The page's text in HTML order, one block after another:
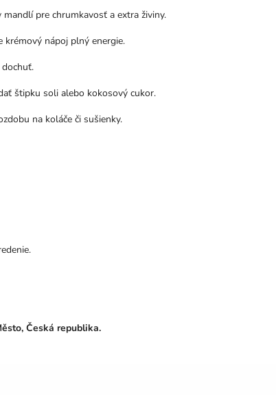
pre chrumkavosť a extra živiny.
krémový nápoj plný energie.
štipku soli alebo kokosový cukor.
na koláče či sušienky.
Česká republika.